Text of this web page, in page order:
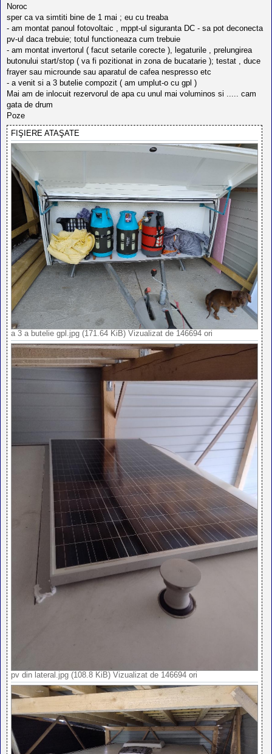
s
j
Noroc
sper ca va simtiti bine de 1 mai ; eu cu treaba
- am montat panoul fotovoltaic , mppt-ul siguranta DC - sa pot deconecta
pv-ul daca trebuie; totul functioneaza cum trebuie
- am montat invertorul ( facut setarile corecte ), legaturile , prelungirea
butonului start/stop ( va fi pozitionat in zona de bucatarie ); testat , duce
frayer sau microunde sau aparatul de cafea nespresso etc
- a venit si a 3 butelie compozit ( am umplut-o cu gpl )
Mai am de inlocuit rezervorul de apa cu unul mai voluminos si ..... cam
gata de drum
Poze
FIŞIERE ATAŞATE
a 3 a butelie gpl.jpg (171.64 KiB) Vizualizat de 146694 ori
pv din lateral.jpg (108.8 KiB) Vizualizat de 146694 ori